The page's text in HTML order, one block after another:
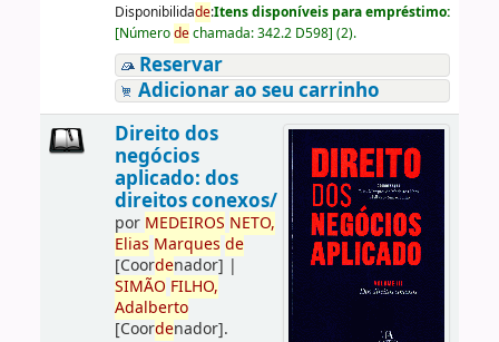
Disponibilidade:Itens disponíveis para empréstimo:
[Númerodechamada:342.2 D598] (2).
Reservar
Adicionar ao seu carrinho
Direito dos
negócios
aplicado: dos
direitos conexos/
por MEDEIROS NETO,
Elias Marques de
[Coordenador] |
SIMÃO FILHO,
Adalberto
[Coordenador].